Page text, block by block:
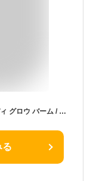
【公式/新色登場】 YSL ラブシャイン キャンディ グロウ バーム / リップ 口紅 / イヴ サンローラン イブ サンローラン ysl / 正規品 / 送料無料 べスコス受賞 ラッピング ギフト プレゼント 女性 化粧品 ブランド デパート デパコス / ギフト 誕生日 ラッピング
る